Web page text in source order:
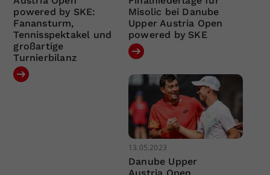
powered by SKE:
Fanansturm,
Tennisspektakel und
großartige
Turnierbilanz
Misolic bei Danube
Upper Austria Open
powered by SKE
13.05.2023
Danube Upper